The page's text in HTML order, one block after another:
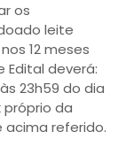
os
leite
12 meses
deverá:
23h59 do dia
próprio da
acima referido.